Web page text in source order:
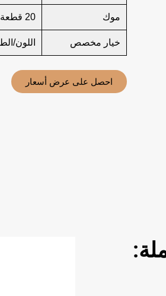
موك 20 قطعة
خيار مخصص اللون/
احصل على عرض أسعار